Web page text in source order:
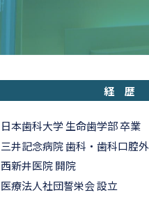
経 歴
日本歯科大学 生命歯学部 卒業
三井記念病院 歯科・歯科口腔
西新井医院 開院
医療法人社団誓栄会 設立